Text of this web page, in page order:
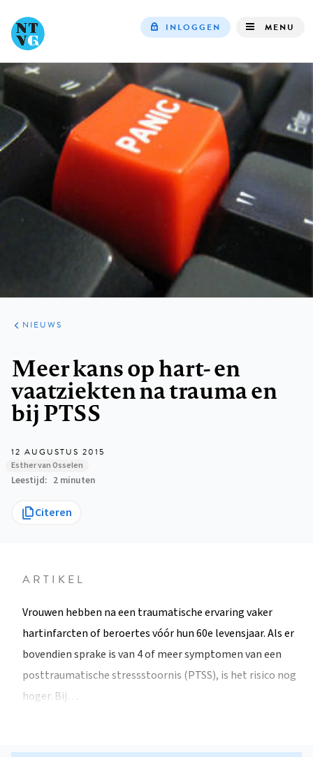
navigation
INLOGGEN MENU
ARTIKELEN
HET
KORT
NIEUWS
Meer kans op hart- en
vaatziekten na trauma en
bij PTSS
12 AUGUSTUS 2015
Esther van Osselen
Leestijd 2 minuten
Citeren
ARTIKEL
Vrouwen hebben na een traumatische ervaring vaker
hartinfarcten of beroertes vóór hun 60e levensjaar. Als er
bovendien sprake is van 4 of meer symptomen van een
posttraumatische stressstoornis (PTSS), is het risico nog
hoger. Bij…